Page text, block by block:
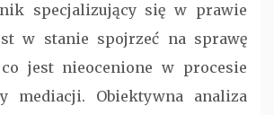
specjalizujący się w prawie
w stanie spojrzeć na sprawę
jest nieocenione w procesie
mediacji. Obiektywna analiza